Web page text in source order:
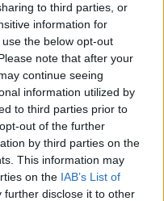
to third parties, or
information for
the below opt-out
note that after your
continue seeing
information utilized by
to third parties prior to
out of the further
by third parties on the
This information may
on the IAB’s List of
further disclose it to other